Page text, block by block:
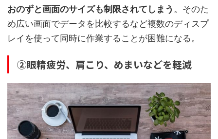
おのずと画面のサイズも制限されてしまう 。そのた
め広い画面でデータを比較するなど複数のディスプ
レイを使って同時に作業することが困難になる。
②眼精疲労、肩こり、めまいなどを軽減